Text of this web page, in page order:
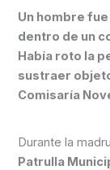
Un hombre
dentro de un
Había roto la
sustraer
Comisaría
Durante la
Patrulla